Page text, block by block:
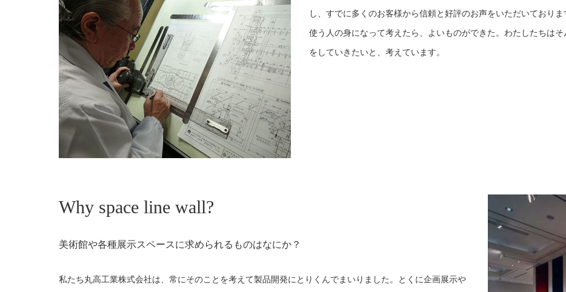
し、すでに多くのお客様から信頼と好評のお声をいただいておりま
使う人の身になって考えたら、よいものができた。わたしたちは
をしていきたいと、考えています。
Why space line wall?
美術館や各種展示スペースに求められるものはなにか？
私たち丸高工業株式会社は、常にそのことを考えて製品開発にとりくんでまいりました。とくに企画展示や